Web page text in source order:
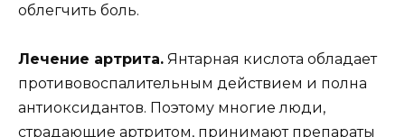
облегчить боль.
Лечение артрита. Янтарная кислота обладает
противовоспалительным действием и полна
антиоксидантов. Поэтому многие люди,
страдающие артритом, принимают препараты